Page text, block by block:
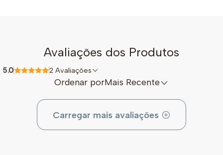
Avaliações dos Produtos
5.0 2 Avaliações
Ordenar porMais Recente
Carregar mais avaliações